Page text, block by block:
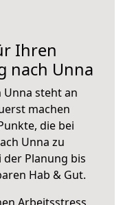
Ihren
nach Unna
steht an
machen
die bei
Unna zu
Planung bis
Hab & Gut.